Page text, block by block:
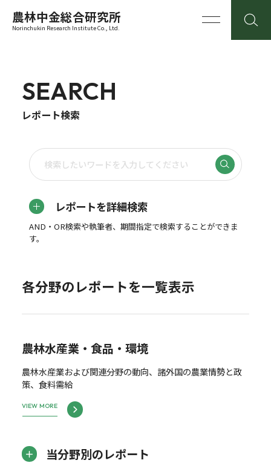
農林中金総合研究所
Norinchukin Research Institute Co., Ltd.
SEARCH
レポート検索
レポートを詳細検索
AND・OR検索や執筆者、期間指定で検索することができま
す。
各分野のレポートを一覧表示
農林水産業・食品・環境
農林水産業および関連分野の動向、諸外国の農業情勢と政
策、食料需給
VIEW MORE
当分野別のレポート